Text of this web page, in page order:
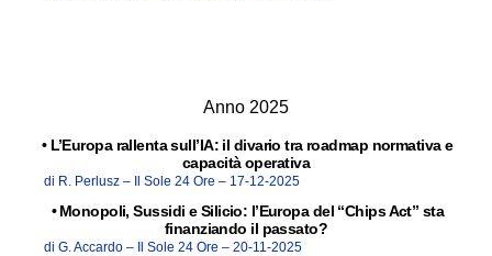
Anno 2025
• L’Europa rallenta sull’IA: il divario tra roadmap normativa e
capacità operativa
di R. Perlusz – Il Sole 24 Ore – 17-12-2025
• Monopoli, Sussidi e Silicio: l’Europa del “Chips Act” sta
finanziando il passato?
di G. Accardo – Il Sole 24 Ore – 20-11-2025